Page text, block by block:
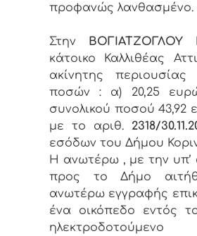
προφανώς λανθασμένο.
Στην ΒΟΓΙΑΤΖΟΓΛΟΥ
κάτοικο Καλλιθέας
ακίνητης περιουσίας
ποσών : α) 20,25
συνολικού ποσού 43,92
με το αριθ. 2318/
εσόδων του Δήμου
Η ανωτέρω , με την υπ’
προς το Δήμο
ανωτέρω εγγραφής
ένα οικόπεδο εντός